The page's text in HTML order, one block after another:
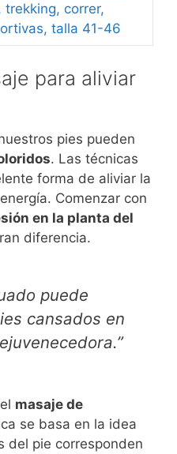
trekking, correr,
talla 41-46
para aliviar
pies pueden
. Las técnicas
forma de aliviar la
Comenzar con
en la planta del
diferencia.
puede
cansados en
masaje de
se basa en la idea
del pie corresponden